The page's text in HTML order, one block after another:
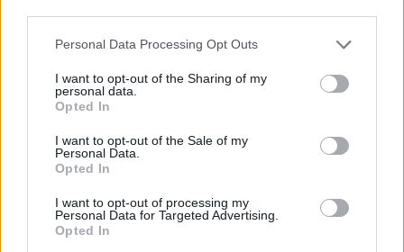
Personal Data Processing Opt Outs
I want to opt-out of the Sharing of my
personal data.
Opted In
I want to opt-out of the Sale of my
Personal Data.
Opted In
I want to opt-out of processing my
Personal Data for Targeted Advertising.
Opted In